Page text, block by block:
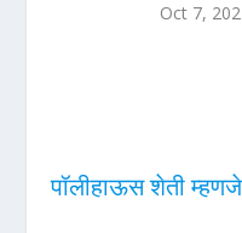
Oct 7,
पॉलीहाऊस शेती